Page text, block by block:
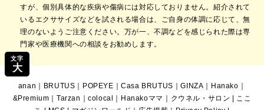
文字
大
すが、個別具体的な疾病や傷病には対応しておりません。紹介されて
いるエクササイズなどを試される場合は、ご自身の体調に応じて、無
理のないようご注意ください。万が一、不調などを感じられた際は専
門家や医療機関への相談をお勧めします。
anan BRUTUS POPEYE ｜Casa BRUTUS ｜GINZA Hanako
&Premium ｜Tarzan ｜colocal Hanakoママ クウネル・サロン
ここ